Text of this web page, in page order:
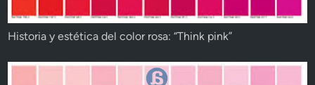
Historia y estética del color rosa: “Think pink”